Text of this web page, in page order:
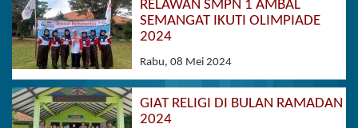
RELAWAN SMPN 1 AMBAL
SEMANGAT IKUTI OLIMPIADE
2024
Rabu, 08 Mei 2024
GIAT RELIGI DI BULAN RAMADAN
2024